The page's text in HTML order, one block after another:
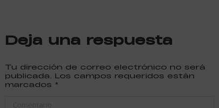
Deja una respuesta
Tu dirección de correo electrónico no será
publicada. Los campos requeridos están
marcados *